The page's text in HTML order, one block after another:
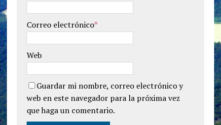
Correo electrónico*
Web
Guardar mi nombre, correo electrónico y
web en este navegador para la próxima vez
que haga un comentario.